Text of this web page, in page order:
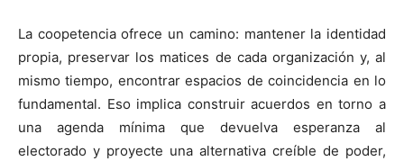
La coopetencia ofrece un camino: mantener la identidad
propia, preservar los matices de cada organización y, al
mismo tiempo, encontrar espacios de coincidencia en lo
fundamental. Eso implica construir acuerdos en torno a
una agenda mínima que devuelva esperanza al
electorado y proyecte una alternativa creíble de poder,